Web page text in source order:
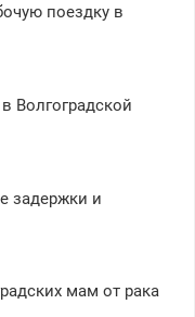
поездку в
Волгоградской
задержки и
мам от рака